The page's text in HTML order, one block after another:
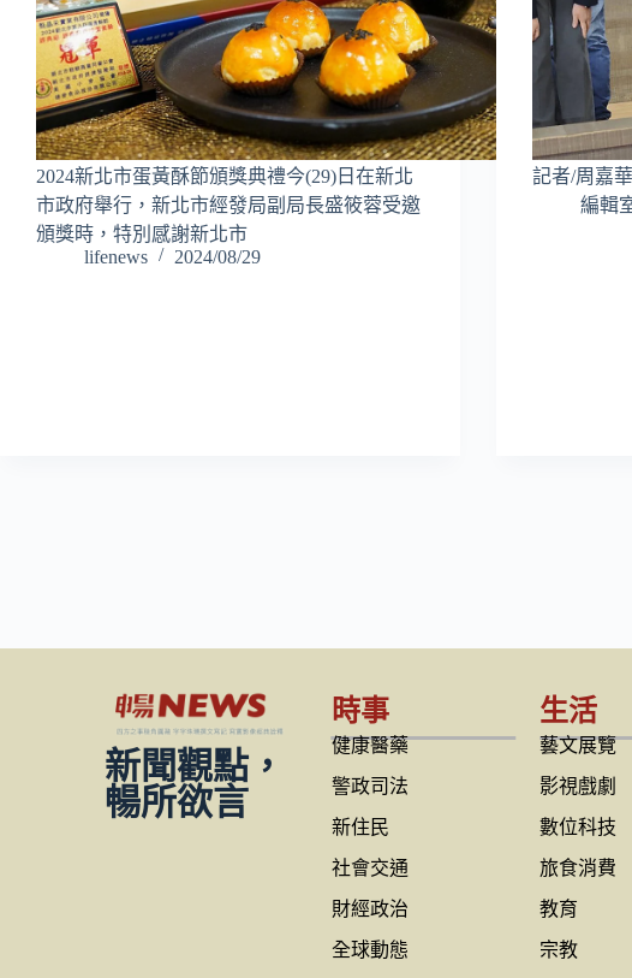
2024新北市蛋黃酥節頒獎典禮今(29)日在新北
市政府舉行，新北市經發局副局長盛筱蓉受邀
頒獎時，特別感謝新北市
lifenews
2024/08/29
記者/周嘉
編輯
新聞觀點，
暢所欲言
時事
健康醫藥
警政司法
新住民
社會交通
財經政治
全球動態
生活
藝文展覽
影視戲劇
數位科技
旅食消費
教育
宗教